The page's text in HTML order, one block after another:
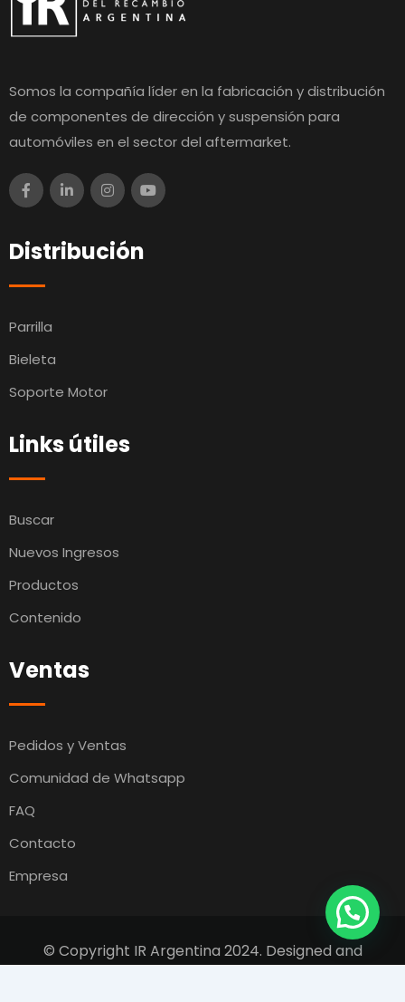
Somos la compañía líder en la fabricación y distribución
de componentes de dirección y suspensión para
automóviles en el sector del aftermarket.
Distribución
Parrilla
Bieleta
Soporte Motor
Links útiles
Buscar
Nuevos Ingresos
Productos
Contenido
Ventas
Pedidos y Ventas
Comunidad de Whatsapp
FAQ
Contacto
Empresa
© Copyright IR Argentina 2024. Designed and